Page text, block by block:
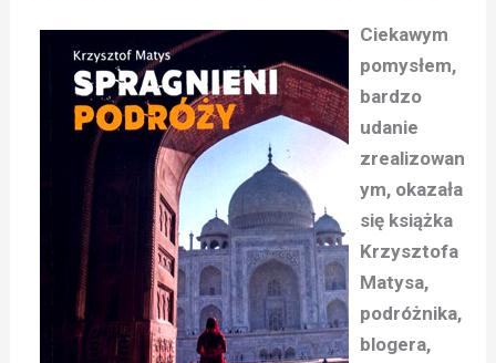
Ciekawym
pomysłem,
bardzo
udanie
zrealizowan
ym, okazała
się książka
Krzysztofa
Matysa,
podróżnika,
blogera,